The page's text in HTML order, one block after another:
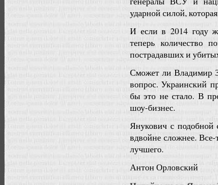
ударной силой,
И если в 2014 году
теперь количество
пострадавших и
Сможет ли Владимир
вопрос. Украинский
бы это не стало. В
шоу-бизнес.
Янукович с подобной
вдвойне сложнее. Все-
лучшего.
Антон Орловский